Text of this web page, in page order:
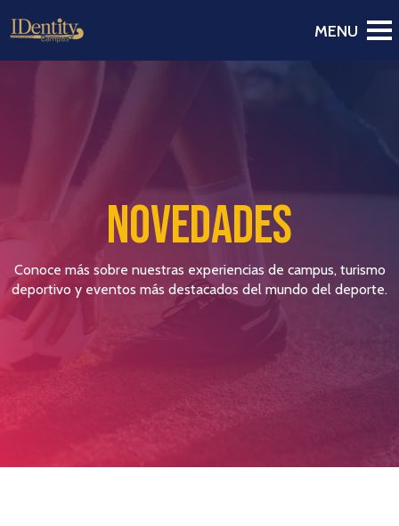
Novedades
Conoce más sobre nuestras experiencias de campus, turismo
deportivo y eventos más destacados del mundo del deporte.